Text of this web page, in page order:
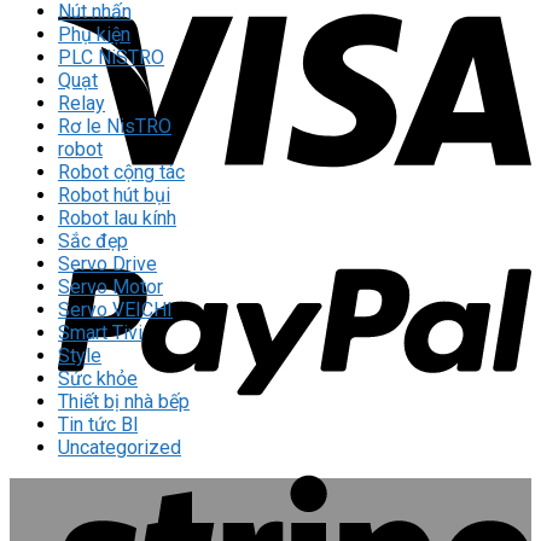
Nút nhấn
Phụ kiện
PLC NiSTRO
Quạt
Relay
Rơ le NisTRO
robot
Robot cộng tác
Robot hút bụi
Robot lau kính
Sắc đẹp
Servo Drive
Servo Motor
Servo VEICHI
Smart Tivi
Style
Sức khỏe
Thiết bị nhà bếp
Tin tức Bl
Uncategorized